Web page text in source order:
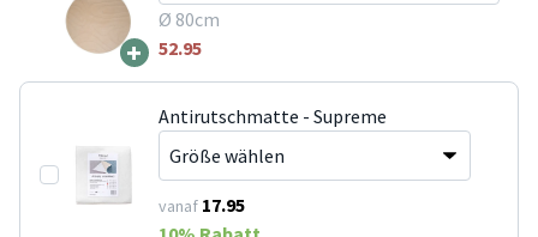
+
Ø 80cm
52.95
Antirutschmatte - Supreme
vanaf 17.95